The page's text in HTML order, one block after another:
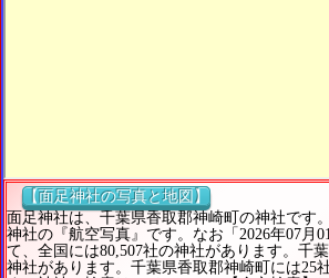
【面足神社の写真と地図】
面足神社は、千葉県香取郡神崎町の神社です
神社の『航空写真』です。なお「2026年07月
て、全国には80,507社の神社があります。千
神社があります。千葉県香取郡神崎町には25